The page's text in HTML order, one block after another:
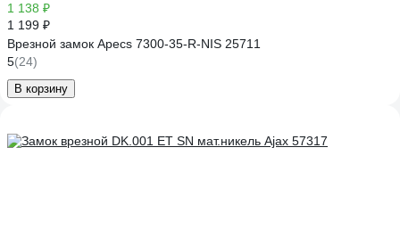
1 138 ₽
1 199 ₽
Врезной замок Apecs 7300-35-R-NIS 25711
5(24)
В корзину